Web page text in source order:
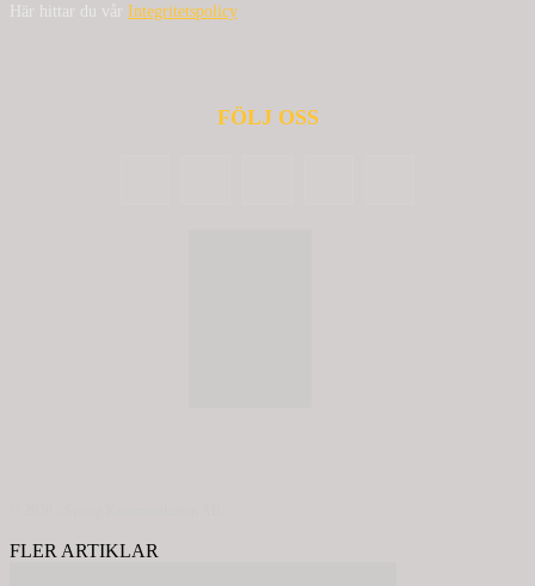
Här hittar du vår Integritetspolicy
FÖLJ OSS
FLER ARTIKLAR